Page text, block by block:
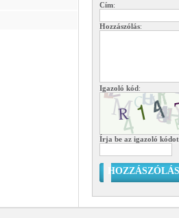
Cím:
Hozzászólás:
Igazoló kód:
Írja be az igazoló kódot